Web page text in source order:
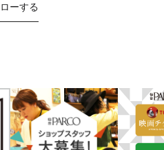
ーする